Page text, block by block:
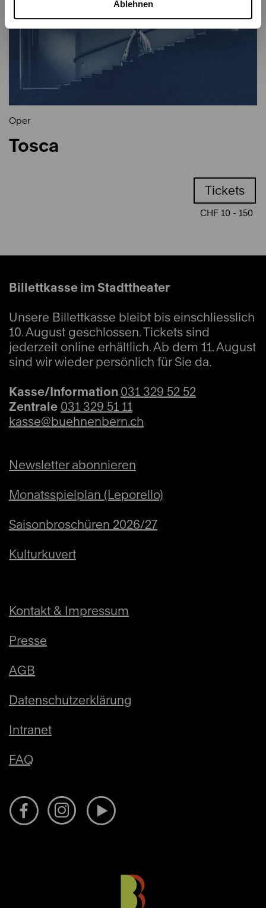
Ablehnen
Oper
Tosca
Tickets
CHF 10 - 150
Billettkasse im Stadttheater
Unsere Billettkasse bleibt bis einschliesslich
10. August geschlossen. Tickets sind
jederzeit online erhältlich. Ab dem 11. August
sind wir wieder persönlich für Sie da.
Kasse/Information 031 329 52 52
Zentrale 031 329 51 11
kasse@buehnenbern.ch
Newsletter abonnieren
Monatsspielplan (Leporello)
Saisonbroschüren 2026/27
Kulturkuvert
Kontakt & Impressum
Presse
AGB
Datenschutzerklärung
Intranet
FAQ